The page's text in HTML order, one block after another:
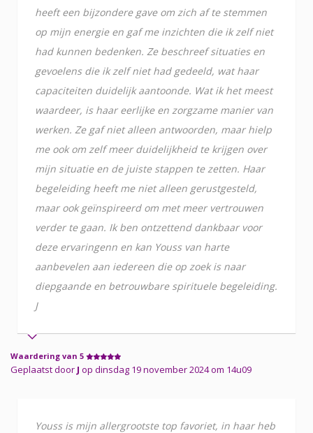
heeft een bijzondere gave om zich af te stemmen
op mijn energie en gaf me inzichten die ik zelf niet
had kunnen bedenken. Ze beschreef situaties en
gevoelens die ik zelf niet had gedeeld, wat haar
capaciteiten duidelijk aantoonde. Wat ik het meest
waardeer, is haar eerlijke en zorgzame manier van
werken. Ze gaf niet alleen antwoorden, maar hielp
me ook om zelf meer duidelijkheid te krijgen over
mijn situatie en de juiste stappen te zetten. Haar
begeleiding heeft me niet alleen gerustgesteld,
maar ook geïnspireerd om met meer vertrouwen
verder te gaan. Ik ben ontzettend dankbaar voor
deze ervaringenn en kan Youss van harte
aanbevelen aan iedereen die op zoek is naar
diepgaande en betrouwbare spirituele begeleiding.
J
Waardering van 5
Geplaatst door J op dinsdag 19 november 2024 om 14u09
Youss is mijn allergrootste top favoriet, in haar heb